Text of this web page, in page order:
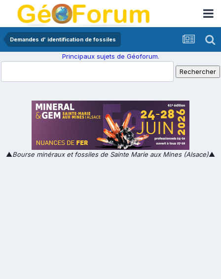
Demandes d' identification de fossiles
Principaux sujets de Géoforum.
▲Bourse minéraux et fossiles de Sainte Marie aux Mines (Alsace)▲